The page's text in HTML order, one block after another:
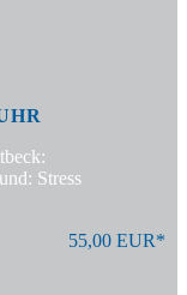
Stress
55,00 EUR*